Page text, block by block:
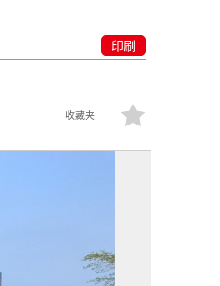
印刷
收藏夹